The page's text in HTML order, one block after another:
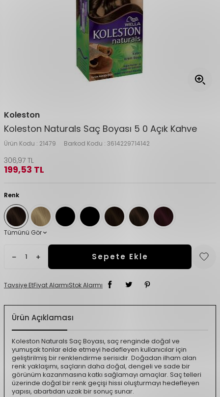
Koleston
Koleston Naturals Saç Boyası 5 0 Açık Kahve
Ürün Kodu : 21479 Barkod Kodu : 3614229714142
306,97 TL
199,53 TL
Renk
Tümünü Gör
Sepete Ekle
Tavsiye EtFiyat AlarmıStok Alarmı
Ürün Açıklaması
Koleston Naturals Saç Boyası, saç renginde doğal ve
yumuşak tonlar elde etmeyi hedefleyen kullanıcılar için
geliştirilmiş bir renklendirme serisidir. Doğadan ilham alan
renk yaklaşımı, saçların daha doğal, dengeli ve sade bir
görünüm kazanmasına katkı sağlamayı amaçlar. Saç telleri
üzerinde doğal bir renk geçişi hissi oluşturmayı hedefleyen
yapısı, abartıdan uzak bir sonuç sunar.